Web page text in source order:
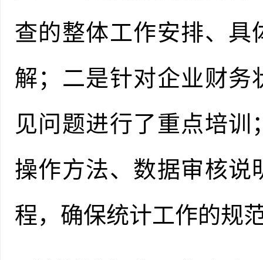
查的整体工作安排、具
解；二是针对企业财务
见问题进行了重点培
操作方法、数据审核说
程，确保统计工作的规